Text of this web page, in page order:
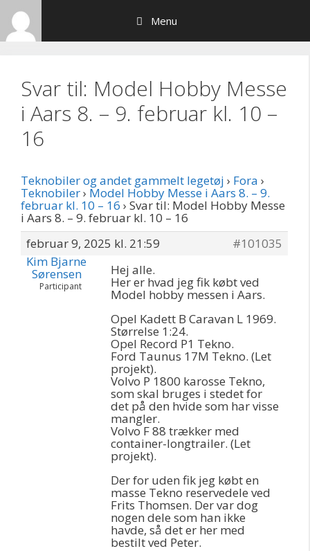
Hop
indhold
Menu
Svar til: Model Hobby Messe
i Aars 8. – 9. februar kl. 10 –
16
Teknobiler og andet gammelt legetøj › Fora ›
Teknobiler› Model Hobby Messe i Aars 8. – 9.
februar kl. 10 – 16 › Svar til: Model Hobby Messe
i Aars 8. – 9. februar kl. 10 – 16
februar 9, 2025 kl. 21:59
#101035
Kim Bjarne
Sørensen
Participant
Hej alle.
Her er hvad jeg fik købt ved
Model hobby messen i Aars.
Opel Kadett B Caravan L 1969.
Størrelse 1:24.
Opel Record P1 Tekno.
Ford Taunus 17M Tekno. (Let
projekt).
Volvo P 1800 karosse Tekno,
som skal bruges i stedet for
det på den hvide som har visse
mangler.
Volvo F 88 trækker med
container-longtrailer. (Let
projekt).
Der for uden fik jeg købt en
masse Tekno reservedele ved
Frits Thomsen. Der var dog
nogen dele som han ikke
havde, så det er her med
bestilt ved Peter.